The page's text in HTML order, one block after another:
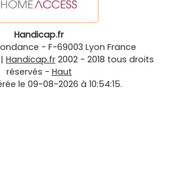
Handicap.fr
- F-69003 Lyon France
| Handicap.fr 2002 - 2018 tous droits
réservés - Haut
le 09-08-2026 à 10:54:15.